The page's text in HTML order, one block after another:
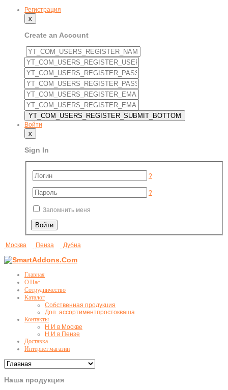
Регистрация
x
Create an Account
Войти
x
Sign In
?
?
Запомнить меня
Москва Пенза Дубна
Главная
О Нас
Сотрудничество
Каталог
Собственная продукция
Доп. ассортиментпростокваша
Контакты
Н И в Москве
Н И в Пензе
Доставка
Интернет магазин
Наша продукция